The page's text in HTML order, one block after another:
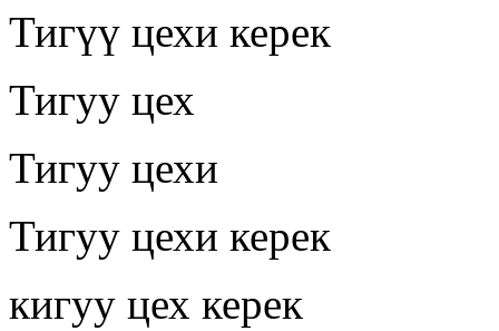
Тигүү цехи керек
Тигуу цех
Тигуу цехи
Тигуу цехи керек
кигуу цех керек